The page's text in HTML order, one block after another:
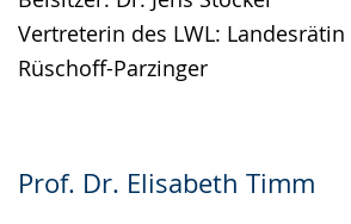
Vertreterin des LWL:
Rüschoff-Parzinger
Prof. Dr. Elisabeth Timm
angezeigt.